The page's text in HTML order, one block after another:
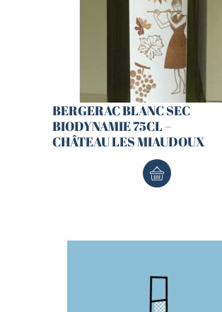
BERGERAC BLANC SEC
BIODYNAMIE 75CL –
CHÂTEAU LES MIAUDOUX